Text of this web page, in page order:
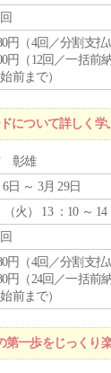
円（4回／分割支払
円（12回／一括前
前まで）
について詳しく学
彰雄
6日 ～ 3月 29日
（火 ） 13 ：10 ～ 14
円（4回／分割支払
円（24回／一括
前まで）
一歩をじっくり